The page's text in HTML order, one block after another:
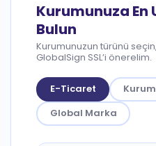
Kurumunuza En
Bulun
Kurumunuzun türünü
GlobalSign SSL’i önerelim.
E-Ticaret
Global Marka